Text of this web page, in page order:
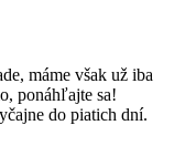
máme však už iba
ponáhľajte sa!
do piatich dní.